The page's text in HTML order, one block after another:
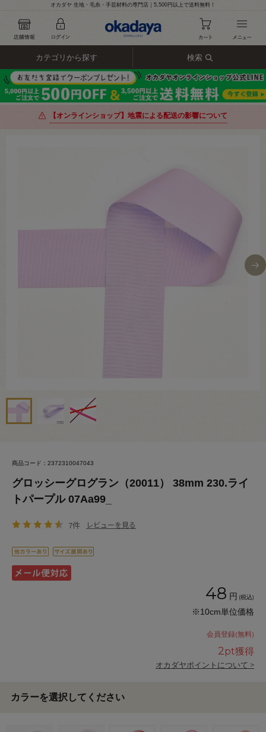
オカダヤ 生地・毛糸・手芸材料の専門店｜5,500円以上で送料無料！
カテゴリから探す 検索
【オンラインショップ】地震による配送の影響について
商品コード：2372310047043
グロッシーグログラン（20011） 38mm 230.ライ
トパープル 07Aa99_
7件 レビューを見る
48 円 (税込)
※10cm単位価格
会員登録(無料)
2pt獲得
オカダヤポイントについて >
カラーを選択してください